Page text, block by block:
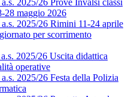
2025/26 Prove Invalsi classi
28 maggio 2026
2025/26 Rimini 11-24 aprile
per scorrimento
2025/26 Uscita didattica
operative
2025/26 Festa della Polizia